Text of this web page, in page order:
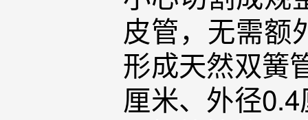
皮管，无需额
形成天然双簧
厘米、外径